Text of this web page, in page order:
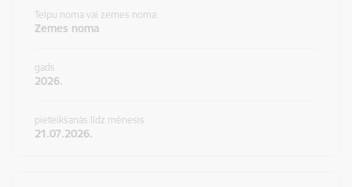
Telpu noma vai zemes noma
Zemes noma
gads
2026.
pieteikšanās līdz mēnesis
21.07.2026.